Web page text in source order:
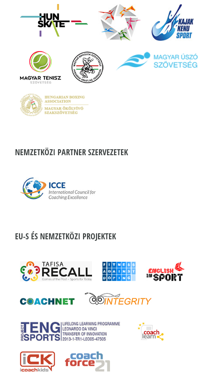
NEMZETKÖZI PARTNER SZERVEZETEK
EU-S ÉS NEMZETKÖZI PROJEKTEK